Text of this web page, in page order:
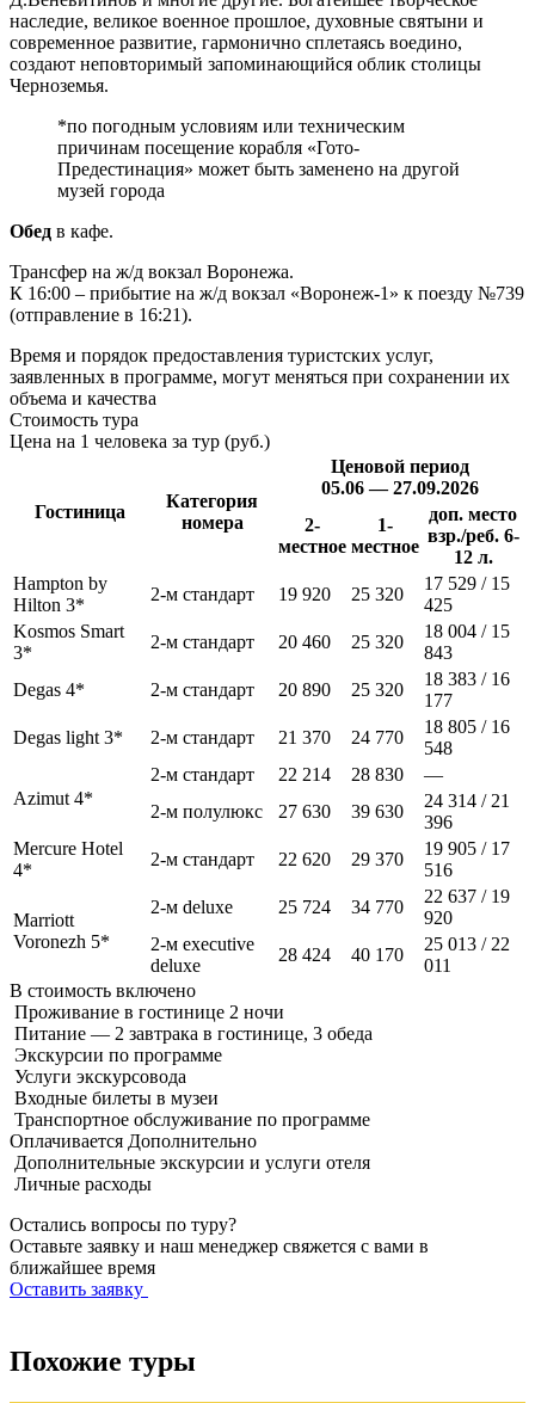
наследие, великое военное прошлое, духовные святыни и
современное развитие, гармонично сплетаясь воедино,
создают неповторимый запоминающийся облик столицы
Черноземья.
*по погодным условиям или техническим
причинам посещение корабля «Гото-
Предестинация» может быть заменено на другой
музей города
Обед в кафе.
Трансфер на ж/д вокзал Воронежа.
К 16:00 – прибытие на ж/д вокзал «Воронеж-1» к поезду №739
(отправление в 16:21).
Время и порядок предоставления туристских услуг,
заявленных в программе, могут меняться при сохранении их
объема и качества
Стоимость тура
Цена на 1 человека за тур (руб.)
Гостиница
Категория
номера
Ценовой период
05.06 — 27.09.2026
2-
местное
1-
местное
доп. место
взр./реб. 6-
12 л.
Hampton by
Hilton 3*
2-м стандарт 19 920 25 320
17 529 / 15
425
Kosmos Smart
3*
2-м стандарт 20 460 25 320
18 004 / 15
843
Degas 4*
2-м стандарт 20 890 25 320
18 383 / 16
177
Degas light 3*
2-м стандарт 21 370 24 770
18 805 / 16
548
Azimut 4*
2-м стандарт 22 214 28 830
—
2-м полулюкс
27 630 39 630
24 314 / 21
396
Mercure Hotel
4*
2-м стандарт 22 620 29 370
19 905 / 17
516
Marriott
Voronezh 5*
2-м deluxe 25 724 34 770
22 637 / 19
920
2-м executive
deluxe
28 424 40 170
25 013 / 22
011
В стоимость включено
Проживание в гостинице 2 ночи
Питание — 2 завтрака в гостинице, 3 обеда
Экскурсии по программе
Услуги экскурсовода
Входные билеты в музеи
Транспортное обслуживание по программе
Оплачивается Дополнительно
Дополнительные экскурсии и услуги отеля
Личные расходы
Остались вопросы по туру?
Оставьте заявку и наш менеджер свяжется с вами в
ближайшее время
Оставить заявку
Похожие туры